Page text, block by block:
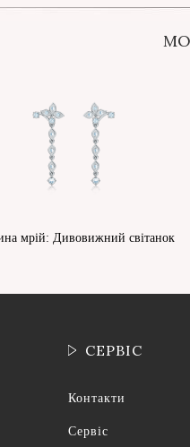
мрій: Дивовижний світанок
СЕРВІС
Контакти
Сервіс